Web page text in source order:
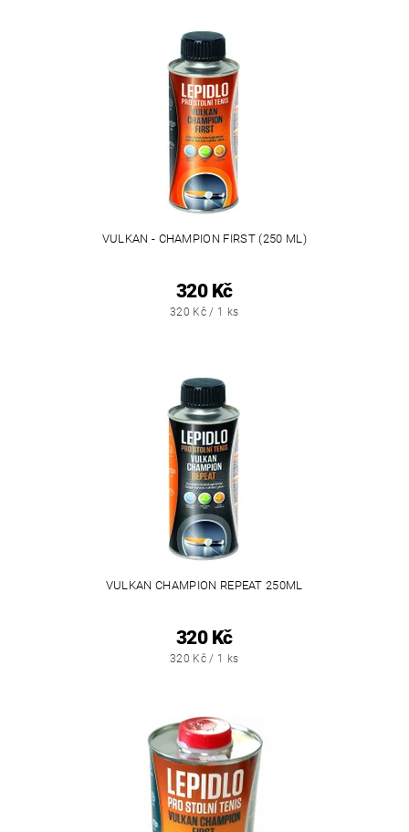
VULKAN - CHAMPION FIRST (250 ML)
320 Kč
320 Kč / 1 ks
VULKAN CHAMPION REPEAT 250ML
320 Kč
320 Kč / 1 ks